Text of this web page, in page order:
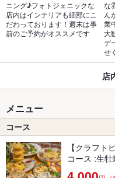
ニング♪フォトジェニックな
店内はインテリアも細部にこ
だわっております！週末は事
前のご予約がオススメです
な
ん
業
大
デ
せ
店
メニュー
コース
【クラフト
コース :生